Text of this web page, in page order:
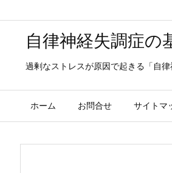
自律神経失調症の
過剰なストレスが原因で起きる「自
ホーム お問合せ サイトマ